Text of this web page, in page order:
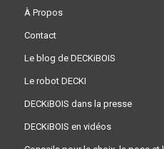
À Propos
Contact
Le blog de DECKiBOIS
Le robot DECKI
DECKiBOIS dans la presse
DECKiBOIS en vidéos